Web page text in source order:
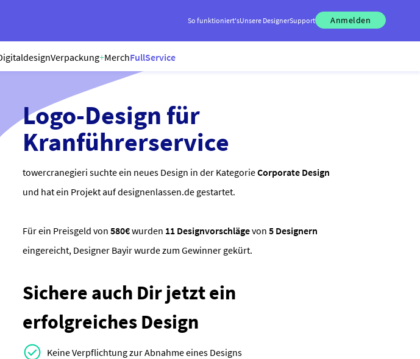
So funktioniert'sUnsere DesignerSupport Anmelden
Verpackung+MerchFullService
Logo-Design für
Kranführerservice
towercranegieri suchte ein neues Design in der KategorieCorporate Design
und hat ein Projekt auf designenlassen.de gestartet.
Für ein Preisgeld von 580€wurden 11 Designvorschlägevon 5 Designern
eingereicht, Designer Bayir wurde zum Gewinner gekürt.
Sichere auch Dir jetzt ein
erfolgreiches Design
Keine Verpflichtung zur Abnahme eines Designs